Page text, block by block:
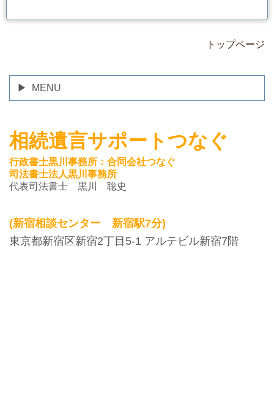
トップページ
MENU
相続遺言サポートつなぐ
行政書士黒川事務所：合同会社つなぐ
司法書士法人黒川事務所
代表司法書士 黒川 聡史
(新宿相談センター 新宿駅7分)
東京都新宿区新宿2丁目5-1 アルテビル新宿7階